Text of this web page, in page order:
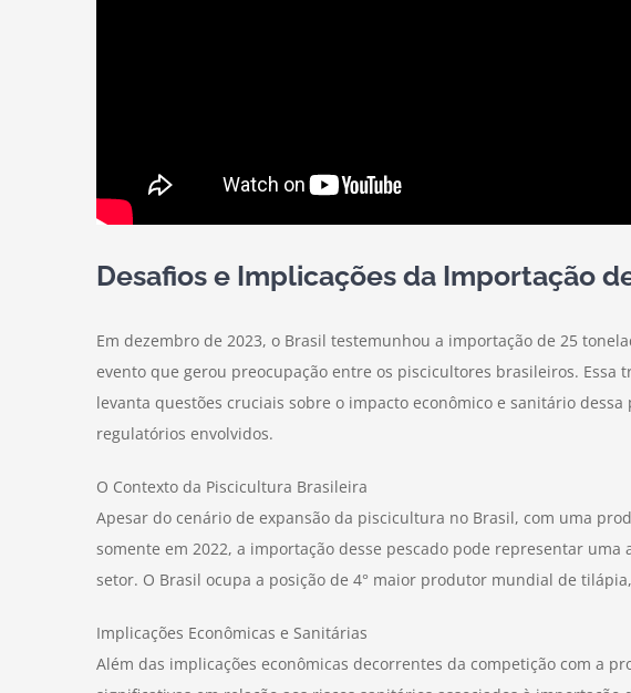
Desafios e Implicações da Importação
Em dezembro de 2023, o Brasil testemunhou a importação de 25
evento que gerou preocupação entre os piscicultores brasileiros. Essa
levanta questões cruciais sobre o impacto econômico e sanitário
regulatórios envolvidos.
O Contexto da Piscicultura Brasileira
Apesar do cenário de expansão da piscicultura no Brasil, com uma
somente em 2022, a importação desse pescado pode representar uma
setor. O Brasil ocupa a posição de 4° maior produtor mundial de
Implicações Econômicas e Sanitárias
Além das implicações econômicas decorrentes da competição com a